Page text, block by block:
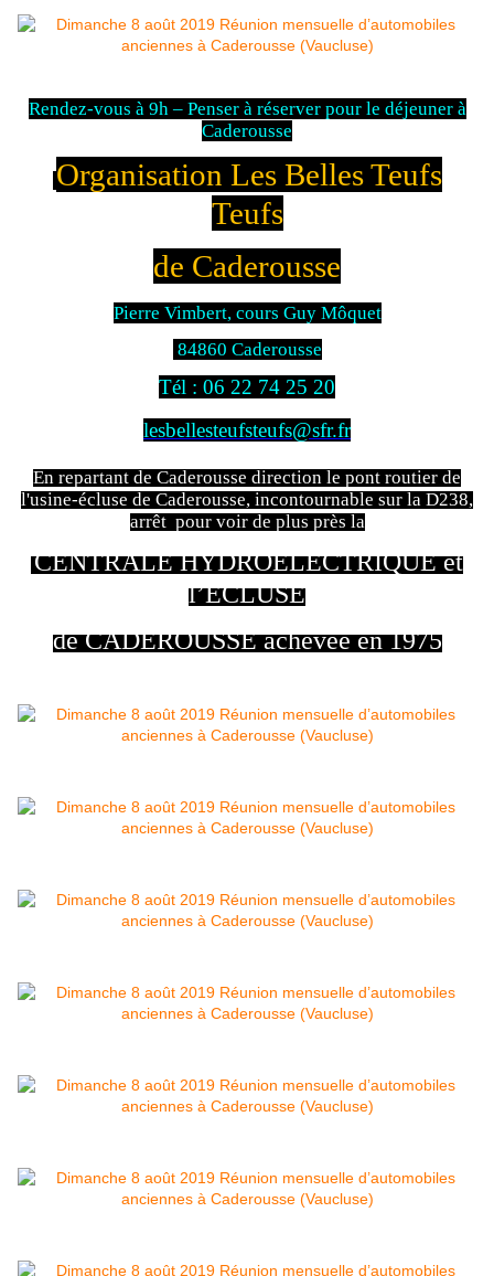
Rendez-vous à 9h – Penser à réserver pour le déjeuner à
Caderousse
Organisation Les Belles Teufs
Teufs
de Caderousse
Pierre Vimbert, cours Guy Môquet
84860 Caderousse
Tél : 06 22 74 25 20
lesbellesteufsteufs@sfr.fr
En repartant de Caderousse direction le pont routier de
l'usine-écluse de Caderousse, incontournable sur la D238,
arrêt pour voir de plus près la
CENTRALE HYDROÉLECTRIQUE et
l’ÉCLUSE
de CADEROUSSE achevée en 1975